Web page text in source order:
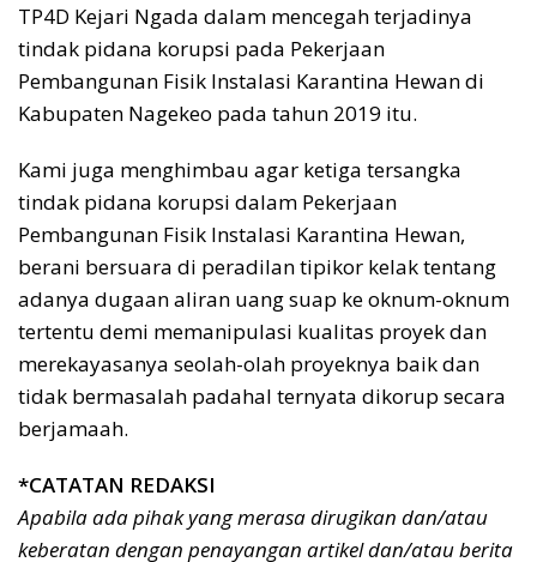
TP4D Kejari Ngada dalam mencegah terjadinya
tindak pidana korupsi pada Pekerjaan
Pembangunan Fisik Instalasi Karantina Hewan di
Kabupaten Nagekeo pada tahun 2019 itu.
Kami juga menghimbau agar ketiga tersangka
tindak pidana korupsi dalam Pekerjaan
Pembangunan Fisik Instalasi Karantina Hewan,
berani bersuara di peradilan tipikor kelak tentang
adanya dugaan aliran uang suap ke oknum-oknum
tertentu demi memanipulasi kualitas proyek dan
merekayasanya seolah-olah proyeknya baik dan
tidak bermasalah padahal ternyata dikorup secara
berjamaah.
*CATATAN REDAKSI
Apabila ada pihak yang merasa dirugikan dan/atau
keberatan dengan penayangan artikel dan/atau berita